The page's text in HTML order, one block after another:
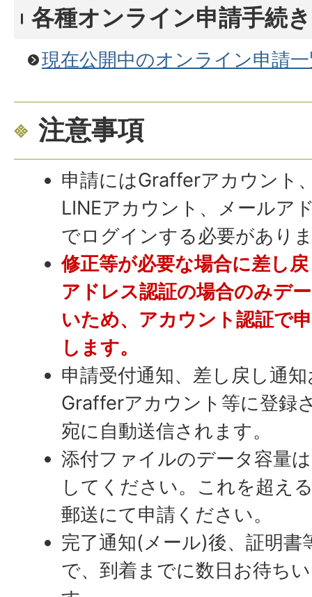
各種オンライン申請手続
現在公開中のオンライン申請
注意事項
申請にはGrafferアカウント
LINEアカウント、メールア
でログインする必要があり
修正等が必要な場合に差し
アドレス認証の場合のみデ
いため、アカウント認証で
します。
申請受付通知、差し戻し通
Grafferアカウント等に登録
宛に自動送信されます。
添付ファイルのデータ容量
してください。これを超え
郵送にて申請ください。
完了通知(メール)後、証明
で、到着までに数日お待ち